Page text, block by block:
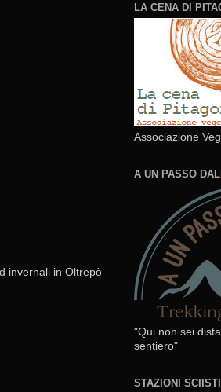
invernali in Oltrepò
LA CENA DI
Associazione
A UN PASSO
"Qui non sei
sentiero"
STAZIONI